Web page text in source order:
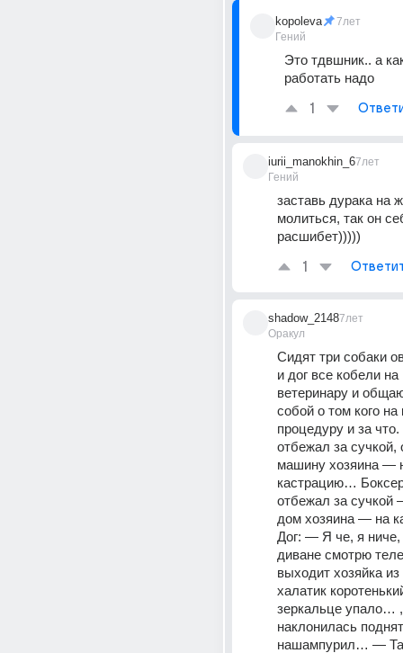
kopoleva
Гений
7лет
Это тдвшник.. а
работать надо
1
iurii_manokhin_6
Гений
7лет
заставь дурака на
молиться, так он
расшибет)))))
1
shadow_2148
Оракул
7лет
Сидят три собаки
и дог все кобели
ветеринару и
собой о том кого на
процедуру и за
отбежал за сучкой,
машину хозяина —
кастрацию…
отбежал за сучкой
дом хозяина — на
Дог: — Я че, я
диване смотрю
выходит хозяйка
халатик
зеркальце упало…
наклонилась
нашампурил… —